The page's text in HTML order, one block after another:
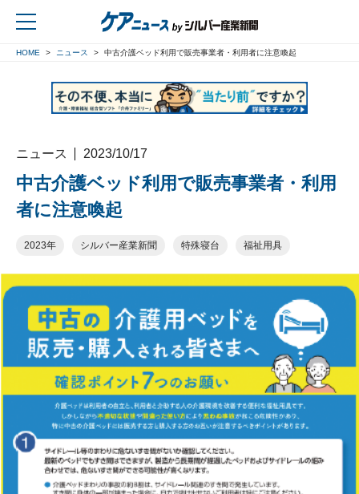
HOME ニュース 中古介護ベッド利用で販売事業者・利用者に注意喚起
ニュース 2023/10/17
中古介護ベッド利用で販売事業者・利用
者に注意喚起
2023年 シルバー産業新聞 特殊寝台 福祉用具